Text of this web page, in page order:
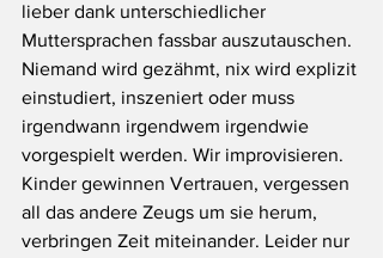
lieber dank unterschiedlicher
Muttersprachen fassbar auszutauschen.
Niemand wird gezähmt, nix wird explizit
einstudiert, inszeniert oder muss
irgendwann irgendwem irgendwie
vorgespielt werden. Wir improvisieren.
Kinder gewinnen Vertrauen, vergessen
all das andere Zeugs um sie herum,
verbringen Zeit miteinander. Leider nur